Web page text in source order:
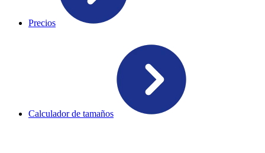
Precios
Calculador de tamaños